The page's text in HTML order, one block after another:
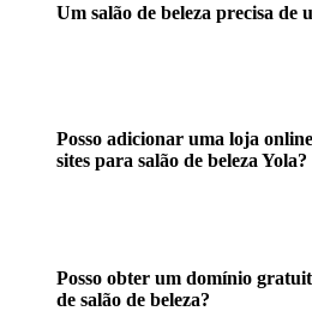
Um salão de beleza precisa de
Posso adicionar uma loja
sites para salão de beleza Yola?
Posso obter um domínio
de salão de beleza?